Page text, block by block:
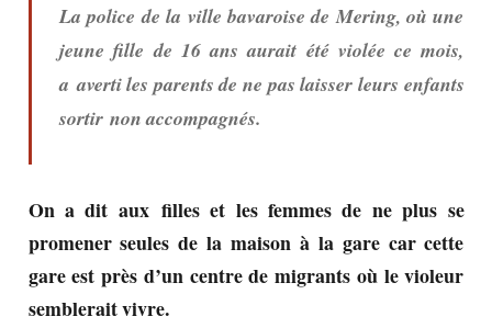
La police de la ville bavaroise de Mering, où une
jeune fille de 16 ans aurait été violée ce mois,
a averti les parents de ne pas laisser leurs enfants
sortir non accompagnés.
On a dit aux filles et les femmes de ne plus se
promener seules de la maison à la gare car cette
gare est près d’un centre de migrants où le violeur
semblerait vivre.